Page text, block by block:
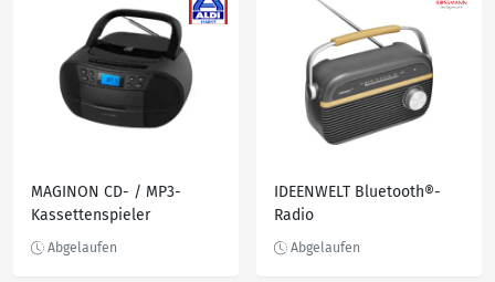
MAGINON CD- / MP3-
Kassettenspieler
IDEENWELT Bluetooth®-
Radio